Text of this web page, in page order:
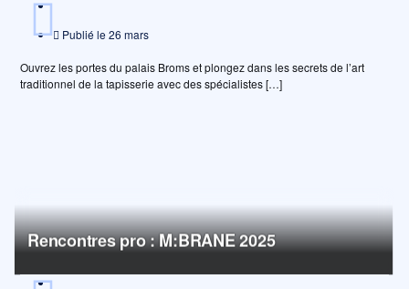
Publié le 26 mars
Ouvrez les portes du palais Broms et plongez dans les secrets de l’art
traditionnel de la tapisserie avec des spécialistes […]
Rencontres pro : M:BRANE 2025